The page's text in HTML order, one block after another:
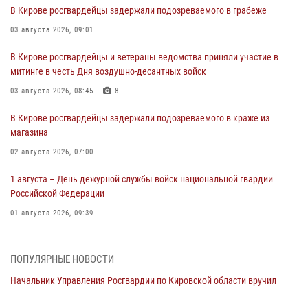
В Кирове росгвардейцы задержали подозреваемого в грабеже
03 августа 2026, 09:01
В Кирове росгвардейцы и ветераны ведомства приняли участие в
митинге в честь Дня воздушно-десантных войск
03 августа 2026, 08:45 8
В Кирове росгвардейцы задержали подозреваемого в краже из
магазина
02 августа 2026, 07:00
1 августа – День дежурной службы войск национальной гвардии
Российской Федерации
01 августа 2026, 09:39
мировой войне 1914-1918 годов
ПОПУЛЯРНЫЕ НОВОСТИ
Начальник Управления Росгвардии по Кировской области вручил